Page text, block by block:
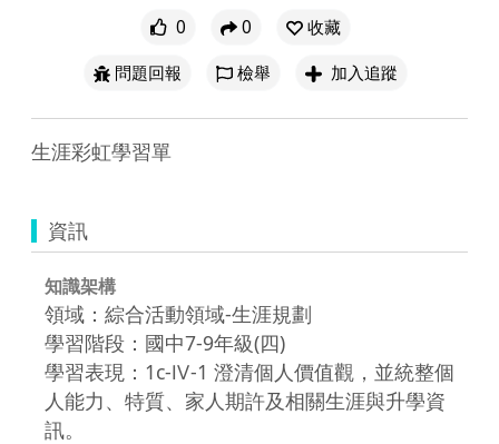
0 0
收藏
問題回報
檢舉 加入追蹤
生涯彩虹學習單
資訊
知識架構
領域：綜合活動領域-生涯規劃
學習階段：國中7-9年級(四)
學習表現：1c-Ⅳ-1 澄清個人價值觀，並統整個
人能力、特質、家人期許及相關生涯與升學資
訊。